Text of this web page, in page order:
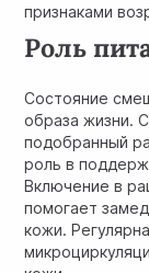
признаками
Роль
Состояние
образа жизни.
подобранный
роль в
Включение в
помогает
кожи.